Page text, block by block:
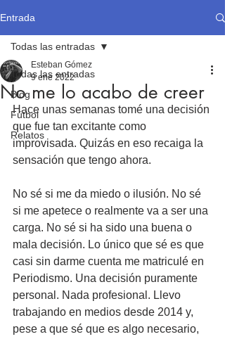
Entrada
Todas las entradas
Blog
Fútbol
Relatos
Todas las entradas
No me lo acabo de creer
Esteban Gómez
9 ene 2022
Hace unas semanas tomé una decisión
que fue tan excitante como
improvisada. Quizás en eso recaiga la
sensación que tengo ahora.
No sé si me da miedo o ilusión. No sé
si me apetece o realmente va a ser una
carga. No sé si ha sido una buena o
mala decisión. Lo único que sé es que
casi sin darme cuenta me matriculé en
Periodismo. Una decisión puramente
personal. Nada profesional. Llevo
trabajando en medios desde 2014 y,
pese a que sé que es algo necesario,